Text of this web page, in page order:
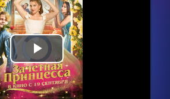
Видеоплеер
загружается.
Воспроизвести
видео